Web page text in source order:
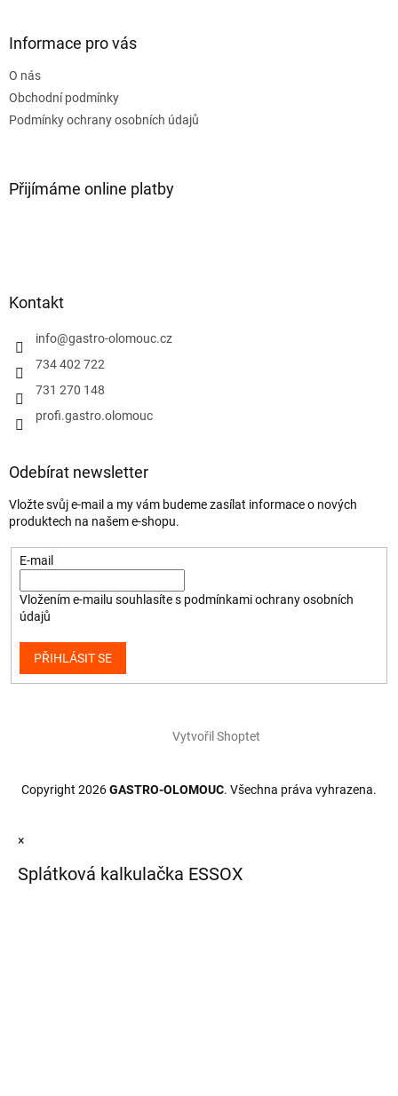
Informace pro vás
O nás
Obchodní podmínky
Podmínky ochrany osobních údajů
Přijímáme online platby
Kontakt
info@gastro-olomouc.cz
734 402 722
731 270 148
profi.gastro.olomouc
Odebírat newsletter
Vložte svůj e-mail a my vám budeme zasílat informace o nových
produktech na našem e-shopu.
E-mail
Vložením e-mailu souhlasíte s podmínkami ochrany osobních
údajů
PŘIHLÁSIT SE
Vytvořil Shoptet
Copyright 2026GASTRO-OLOMOUC. Všechna práva vyhrazena.
×
Splátková kalkulačka ESSOX